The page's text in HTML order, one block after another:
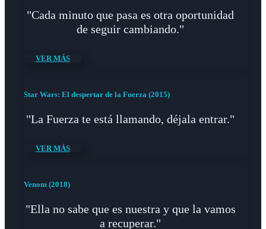
"Cada minuto que pasa es otra oportunidad
de seguir cambiando."
VER MÁS
Star Wars: El despertar de la Fuerza (2015)
"La Fuerza te está llamando, déjala entrar."
VER MÁS
Venom (2018)
"Ella no sabe que es nuestra y que la vamos
a recuperar."